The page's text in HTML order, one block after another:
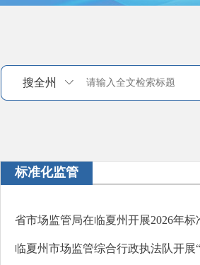
搜全州
标准化监管
省市场监管局在临夏州开展2026年
临夏州市场监管综合行政执法队开展